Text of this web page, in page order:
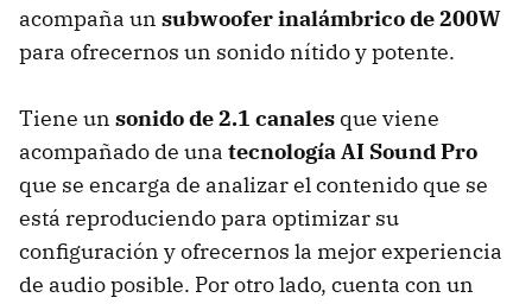
acompaña un subwoofer inalámbrico de 200W
para ofrecernos un sonido nítido y potente.
Tiene un sonido de 2.1 canales que viene
acompañado de una tecnología AI Sound Pro
que se encarga de analizar el contenido que se
está reproduciendo para optimizar su
configuración y ofrecernos la mejor experiencia
de audio posible. Por otro lado, cuenta con un